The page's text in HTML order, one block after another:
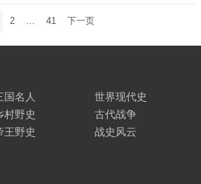
2 41 下一页
国名人
世界现代史
村野史
古代战争
王野史 战史风云